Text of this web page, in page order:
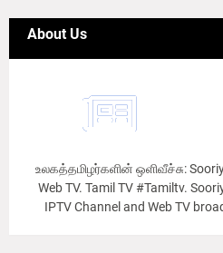
About Us
உலகத்தமிழர்களின் ஒளிவீச்சு:
Web TV. Tamil TV #Tamiltv.
IPTV Channel and Web TV